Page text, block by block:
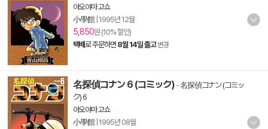
아오야마 고쇼
小學館| 1995년 12월
5,850원 (10% 할인)
택배로 주문하면 8월 14일 출고 변경
名探偵コナン 6 (コミック) -名探偵コナン (コミッ
ク) 6
아오야마 고쇼
小學館| 1995년 08월